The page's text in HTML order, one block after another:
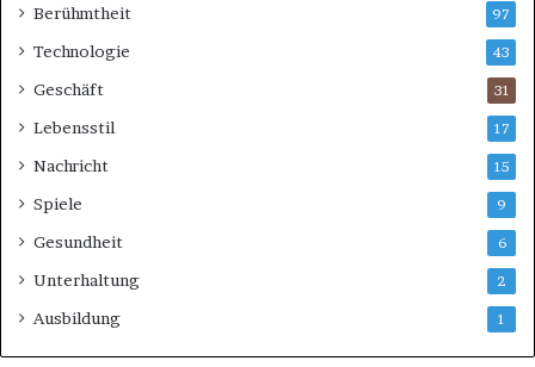
Berühmtheit 97
Technologie 43
Geschäft 31
Lebensstil 17
Nachricht 15
Spiele 9
Gesundheit 6
Unterhaltung 2
Ausbildung 1